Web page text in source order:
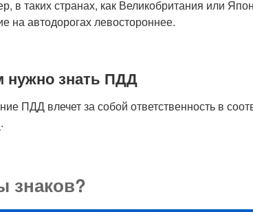
в таких странах, как Великобритания или
на автодорогах левостороннее.
нужно знать ПДД
ПДД влечет за собой ответственность в
.
знаков?